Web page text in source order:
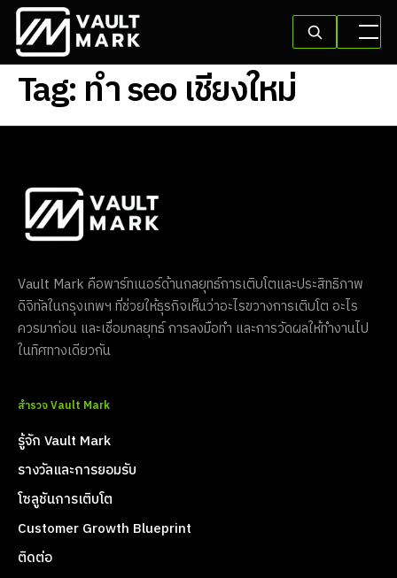
Tag:ทำ seo เชียงใหม่
Vault Mark คือพาร์ทเนอร์ด้านกลยุทธ์การเติบโตและประสิทธิภาพ
ดิจิทัลในกรุงเทพฯ ที่ช่วยให้ธุรกิจเห็นว่าอะไรขวางการเติบโต อะไร
ควรมาก่อน และเชื่อมกลยุทธ์ การลงมือทำ และการวัดผลให้ทำงานไป
ในทิศทางเดียวกัน
สำรวจ Vault Mark
รู้จัก Vault Mark
รางวัลและการยอมรับ
โซลูชันการเติบโต
Customer Growth Blueprint
ติดต่อ